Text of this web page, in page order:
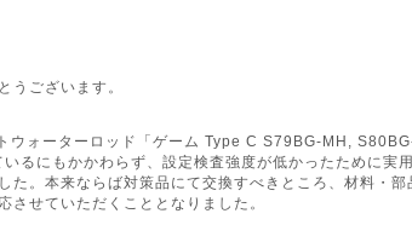
うございます。
ウォーターロッド「ゲーム Type C S79BG-MH,
るにもかかわらず、設定検査強度が低かったために実
た。本来ならば対策品にて交換すべきところ、材料・部
せていただくこととなりました。